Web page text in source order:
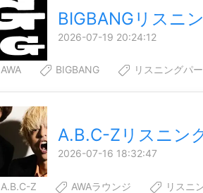
BIGBANGリスニ
2026-07-19 20:24:12
AWA BIGBANG リスニングパ
A.B.C-Zリスニン
2026-07-16 18:32:47
A.B.C-Z AWAラウンジ リスニ